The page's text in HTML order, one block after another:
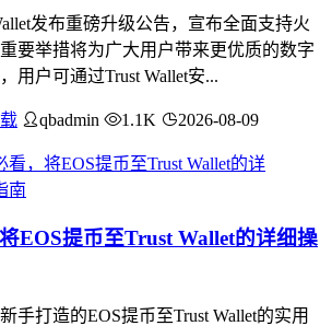
发布重磅升级公告，宣布全面支持火
要举措将为广大用户带来更优质的数字
用户可通过Trust Wallet安...
qbadmin 1.1K 2026-08-09
EOS提币至Trust Wallet的详细操
手打造的EOS提币至Trust Wallet的实用